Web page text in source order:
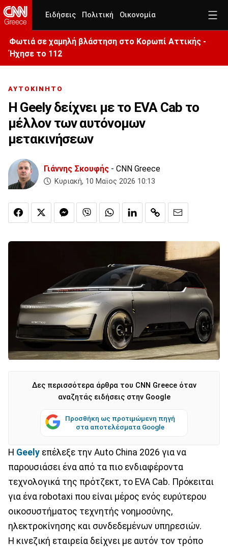
Ειδήσεις Πολιτική Οικονομία
Φωτιά σε χαμηλή βλάστηση στο Κορωπί Αττικής -
Ήχησε το 112
ΑΥΤΟΚΙΝΗΤΟ
Η Geely δείχνει με το EVA Cab το
μέλλον των αυτόνομων
μετακινήσεων
Γιάννης Σκουφής - CNN Greece
Κυριακή, 10 Μαϊος 2026 10:13
Δες περισσότερα άρθρα του CNN Greece όταν
αναζητάς ειδήσεις στην Google
Προσθήκη ως προτιμώμενη πηγή
στα αποτελέσματα Google
Η Geely επέλεξε την Auto China 2026 για να
παρουσιάσει ένα από τα πιο ενδιαφέροντα
τεχνολογικά της πρότζεκτ, το EVA Cab. Πρόκειται
για ένα robotaxi που είναι μέρος ενός ευρύτερου
οικοσυστήματος τεχνητής νοημοσύνης,
ηλεκτροκίνησης και συνδεδεμένων υπηρεσιών.
Η κινεζική εταιρεία δείχνει με αυτόν τον τρόπο